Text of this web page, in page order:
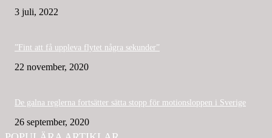
3 juli, 2022
”Fint att få uppleva flytet några sekunder”
22 november, 2020
De galna reglerna fortsätter sätta stopp för motionsloppen i Sverige
26 september, 2020